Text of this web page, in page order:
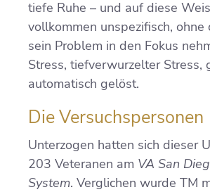
tiefe Ruhe – und auf diese
vollkommen unspezifisch, ohne
sein Problem in den Fokus
Stress, tiefverwurzelter Stress,
automatisch gelöst.
Die Versuchspersonen
Unterzogen hatten sich dieser
203 Veteranen am VA San
System. Verglichen wurde TM